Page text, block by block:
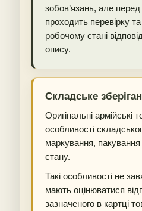
зобов’язань, але
проходить перевірку
робочому стані
опису.
Складське
Оригінальні армійські
особливості
маркування,
стану.
Такі особливості не
мають оцінюватися
зазначеного в картці